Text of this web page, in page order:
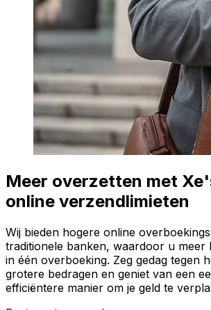
Meer overzetten met
online verzendlimieten
Wij bieden hogere online
traditionele banken, waardoor u meer
in één overboeking. Zeg gedag tegen
grotere bedragen en geniet van een
efficiëntere manier om je geld te